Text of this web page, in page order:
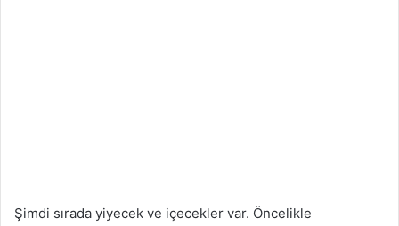
Şimdi sırada yiyecek ve içecekler var. Öncelikle